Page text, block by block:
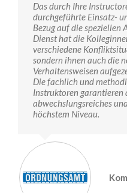
Das durch Ihre
durchgeführte Einsatz-
Bezug auf die speziellen
Dienst hat die
verschiedene
sondern ihnen auch die
Verhaltensweisen
Die fachlich und
Instruktoren garantieren
abwechslungsreiches
höchstem Niveau.